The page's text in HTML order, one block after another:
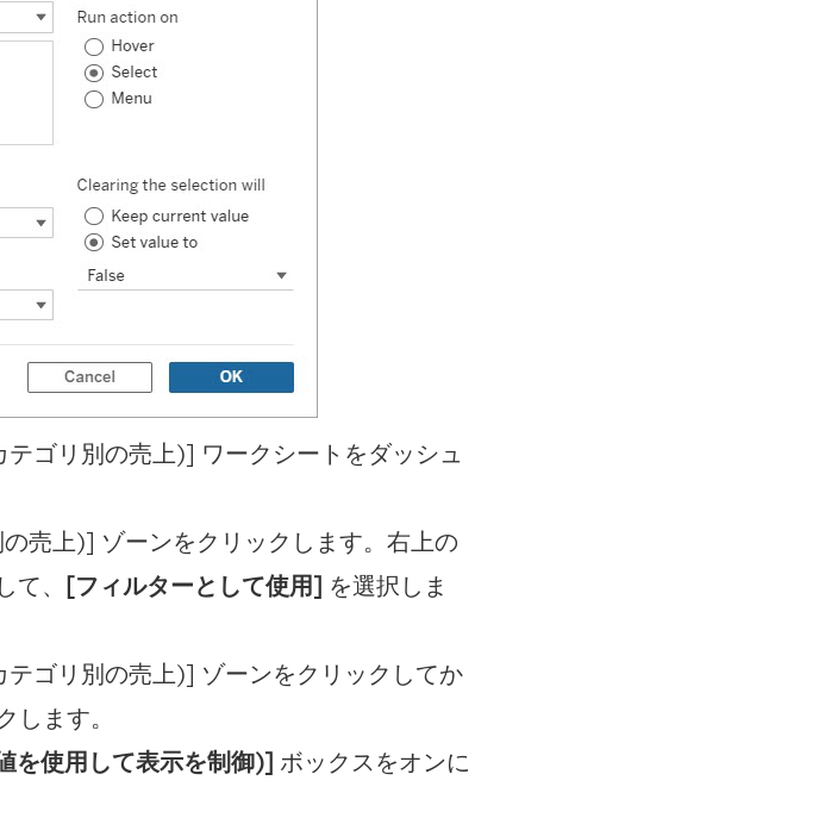
ゴリ別の売上)] ワークシートをダッシュ
売上)] ゾーンをクリックします。右上の
て、 [フィルターとして使用] を選択しま
ゴリ別の売上)] ゾーンをクリックしてか
します。
を使用して表示を制御)] ボックスをオンに